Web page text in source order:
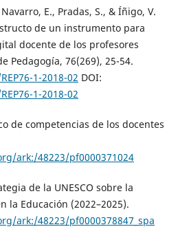
E., Pradas, S., & Íñigo, V.
de un instrumento para
docente de los profesores
Pedagogía, 76(269), 25-54.
1-2018-02 DOI:
1-2018-02
de competencias de los docentes
ark:/48223/pf0000371024
de la UNESCO sobre la
la Educación (2022–2025).
ark:/48223/pf0000378847_spa